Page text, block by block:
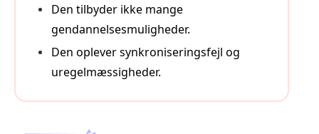
Den tilbyder ikke mange
gendannelsesmuligheder.
Den oplever synkroniseringsfejl og
uregelmæssigheder.